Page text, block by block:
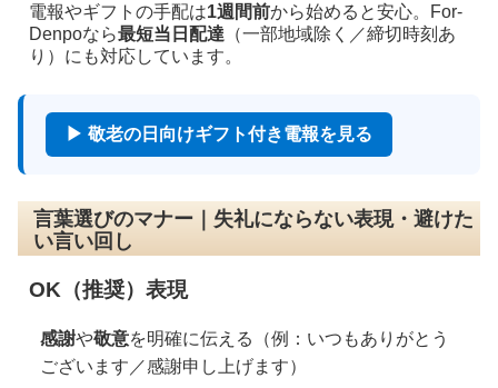
電報やギフトの手配は1週間前から始めると安心。For-
Denpoなら最短当日配達 （一部地域除く／締切時刻あ
り）にも対応しています。
▶ 敬老の日向けギフト付き電報を見る
言葉選びのマナー｜失礼にならない表現・避けた
い言い回し
OK（推奨）表現
感謝や敬意を明確に伝える（例：いつもありがとう
ございます／感謝申し上げます）